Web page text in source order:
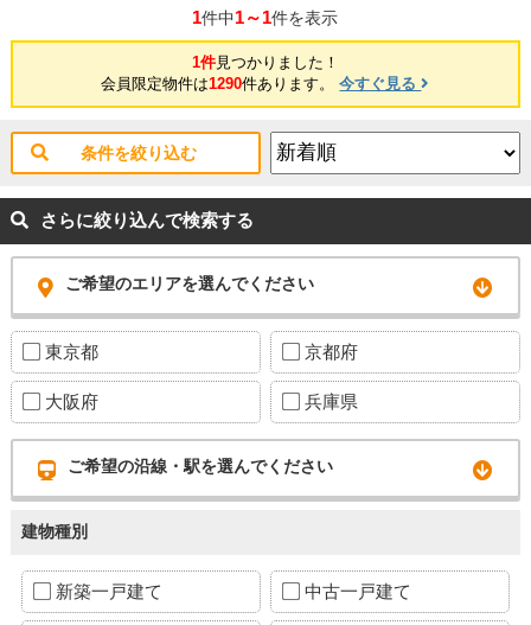
1件中1～1件を表示
1件見つかりました！
会員限定物件は1290件あります。今すぐ見る
条件を絞り込む
さらに絞り込んで検索する
ご希望のエリアを選んでください
東京都 京都府
大阪府 兵庫県
ご希望の沿線・駅を選んでください
建物種別
新築一戸建て 中古一戸建て